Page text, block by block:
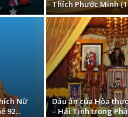
Thích Phước Minh
Nữ
92...
Dấu ấn của Hòa
– Hải Tịnh trong